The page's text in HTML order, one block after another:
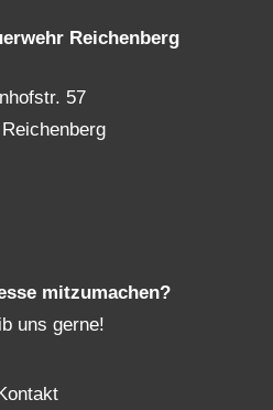
Reichenberg
57
mitzumachen?
uns gerne!